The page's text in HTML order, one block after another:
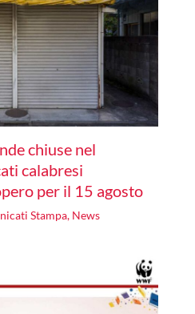
chiuse nel
calabresi
per il 15 agosto
Stampa, News